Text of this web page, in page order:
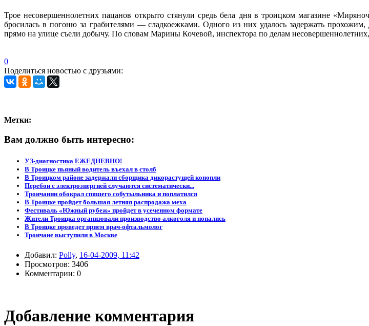
Трое несовершеннолетних пацанов открыто стянули средь бела дня в троицком магазине
бросилась в погоню за грабителями — сладкоежками. Одного из них удалось задержать
прямо на улице съели добычу. По словам Марины Кочевой, инспектора по делам несовершеннолетних,
0
Поделиться новостью с друзьями:
Метки:
Вам должно быть интересно:
УЗ-диагностика ЕЖЕДНЕВНО!
В Троицке пьяный водитель въехал в столб
В Троицком районе задержали сборщика дикорастущей конопли
Перебои с электроэнергией случаются систематически...
Троичанин обокрал спящего собутыльника и поплатился
В Троицке пройдет большая летняя распродажа меха
Фестиваль «Южный рубеж» пройдет в усеченном формате
Жители Троицка организовали производство алкоголя и попались
В Троицке проведет прием врач-офтальмолог
Троичане выступили в Москве
Добавил: Polly, 16-04-2009, 11:42
Просмотров: 3406
Комментарии: 0
Добавление комментария